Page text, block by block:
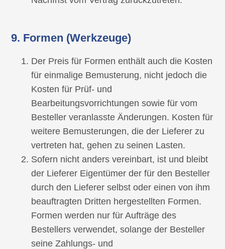
9. Formen (Werkzeuge)
Der Preis für Formen enthält auch die Kosten
für einmalige Bemusterung, nicht jedoch die
Kosten für Prüf- und
Bearbeitungsvorrichtungen sowie für vom
Besteller veranlasste Änderungen. Kosten für
weitere Bemusterungen, die der Lieferer zu
vertreten hat, gehen zu seinen Lasten.
Sofern nicht anders vereinbart, ist und bleibt
der Lieferer Eigentümer der für den Besteller
durch den Lieferer selbst oder einen von ihm
beauftragten Dritten hergestellten Formen.
Formen werden nur für Aufträge des
Bestellers verwendet, solange der Besteller
seine Zahlungs- und